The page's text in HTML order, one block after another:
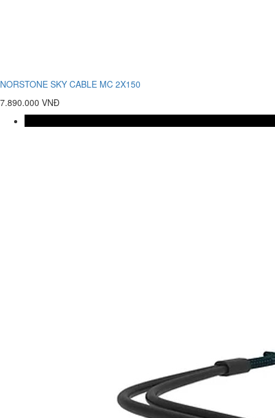
NORSTONE SKY CABLE MC 2X150
7.890.000 VNĐ